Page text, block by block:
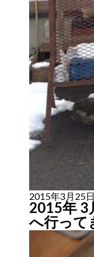
2015年3月25日
2015年 3
へ行って